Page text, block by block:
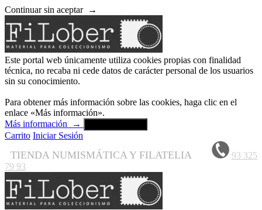
Continuar sin aceptar →
Este portal web únicamente utiliza cookies propias con finalidad
técnica, no recaba ni cede datos de carácter personal de los usuarios
sin su conocimiento.
Para obtener más información sobre las cookies, haga clic en el
enlace «Más información».
Más información
→
Carrito Iniciar Sesión
TIENDA NUMISMÁTICA Y FILATELIA
93 325
79 93